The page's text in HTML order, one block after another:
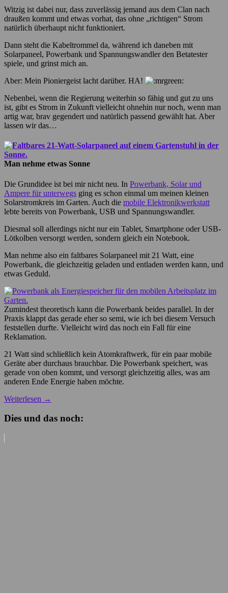
Witzig ist dabei nur, dass zuverlässig jemand aus dem Clan nach
draußen kommt und etwas vorhat, das ohne „richtigen“ Strom
natürlich überhaupt nicht funktioniert.
Dann steht die Kabeltrommel da, während ich daneben mit
Solarpaneel, Powerbank und Spannungswandler den Betatester
spiele, und grinst mich an.
Aber: Mein Pioniergeist lacht darüber. HA!
Nebenbei, wenn die Regierung weiterhin so fähig und gut zu uns
ist, gibt es Strom in Zukunft vielleicht ohnehin nur noch, wenn man
artig war, brav gegendert und natürlich passend gewählt hat. Aber
lassen wir das…
Man nehme etwas Sonne
Die Grundidee ist bei mir nicht neu. In Powerbank, Solar und
Ampere für unterwegs ging es schon einmal um meinen kleinen
Solarstromkreis im Garten. Auch die mobile Elektronikwerkstatt
lebte bereits von Powerbank, USB und Spannungswandler.
Diesmal soll allerdings nicht nur ein Tablet, Smartphone oder USB-
Lötkolben versorgt werden, sondern gleich ein Notebook.
Man nehme also ein faltbares Solarpaneel mit 21 Watt, eine
Powerbank, die gleichzeitig geladen und entladen werden kann, und
etwas Geduld.
Zumindest theoretisch kann die Powerbank beides parallel. In der
Praxis klappt das gerade eher so semi, wie ich bei diesem Versuch
feststellen durfte. Vielleicht wird das noch ein Fall für eine
Reklamation.
21 Watt sind schließlich kein Atomkraftwerk, für ein paar mobile
Geräte aber durchaus brauchbar. Die Powerbank speichert, was
gerade von oben kommt, und versorgt gleichzeitig alles, was am
anderen Ende Energie haben möchte.
Weiterlesen →
Dies und das noch: